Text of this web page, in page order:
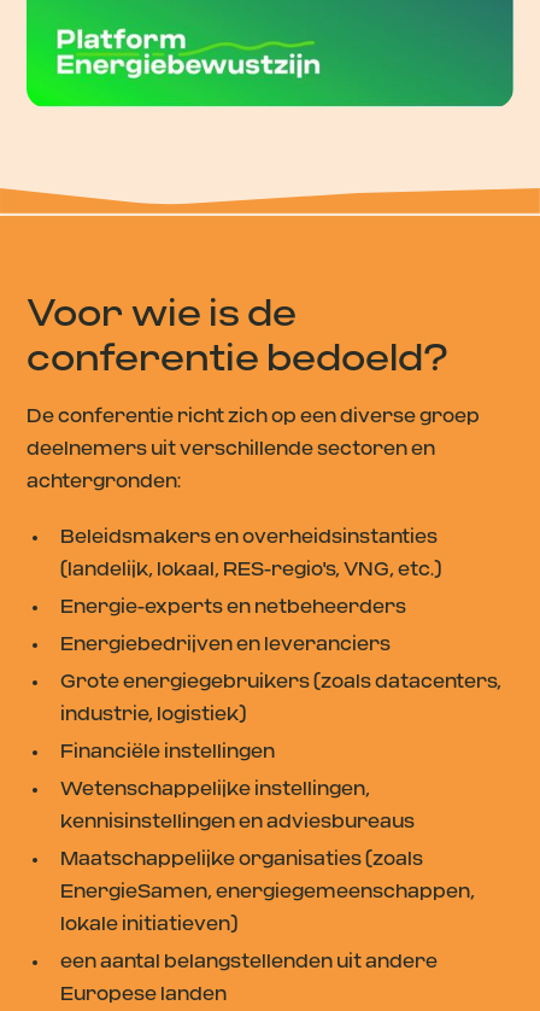
Voor wie is de
conferentie bedoeld?
De conferentie richt zich op een diverse groep
deelnemers uit verschillende sectoren en
achtergronden:
Beleidsmakers en overheidsinstanties
(landelijk, lokaal, RES-regio's, VNG, etc.)
Energie-experts en netbeheerders
Energiebedrijven en leveranciers
Grote energiegebruikers (zoals datacenters,
industrie, logistiek)
Financiële instellingen
Wetenschappelijke instellingen,
kennisinstellingen en adviesbureaus
Maatschappelijke organisaties (zoals
EnergieSamen, energiegemeenschappen,
lokale initiatieven)
een aantal belangstellenden uit andere
Europese landen